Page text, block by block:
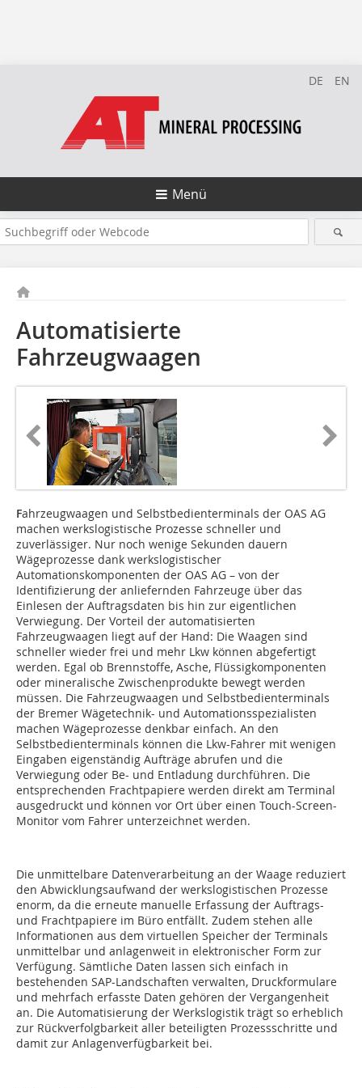
DE EN
Menü
Automatisierte
Fahrzeugwaagen
Fahrzeugwaagen und Selbstbedienterminals der OAS AG
machen werkslogistische Prozesse schneller und
zuverlässiger. Nur noch wenige Sekunden dauern
Wägeprozesse dank werkslogistischer
Automationskomponenten der OAS AG – von der
Identifizierung der anliefernden Fahrzeuge über das
Einlesen der Auftragsdaten bis hin zur eigentlichen
Verwiegung. Der Vorteil der automatisierten
Fahrzeugwaagen liegt auf der Hand: Die Waagen sind
schneller wieder frei und mehr Lkw können abgefertigt
werden. Egal ob Brennstoffe, Asche, Flüssigkomponenten
oder mineralische Zwischenprodukte bewegt werden
müssen. Die Fahrzeugwaagen und Selbstbedienterminals
der Bremer Wägetechnik- und Automationsspezialisten
machen Wägeprozesse denkbar einfach. An den
Selbstbedienterminals können die Lkw-Fahrer mit wenigen
Eingaben eigenständig Aufträge abrufen und die
Verwiegung oder Be- und Entladung durchführen. Die
entsprechenden Frachtpapiere werden direkt am Terminal
ausgedruckt und können vor Ort über einen Touch-Screen-
Monitor vom Fahrer unterzeichnet werden.
Die unmittelbare Datenverarbeitung an der Waage reduziert
den Abwicklungsaufwand der werkslogistischen Prozesse
enorm, da die erneute manuelle Erfassung der Auftrags-
und Frachtpapiere im Büro entfällt. Zudem stehen alle
Informationen aus dem virtuellen Speicher der Terminals
unmittelbar und anlagenweit in elektronischer Form zur
Verfügung. Sämtliche Daten lassen sich einfach in
bestehenden SAP-Landschaften verwalten, Druckformulare
und mehrfach erfasste Daten gehören der Vergangenheit
an. Die Automatisierung der Werkslogistik trägt so erheblich
zur Rückverfolgbarkeit aller beteiligten Prozessschritte und
damit zur Anlagenverfügbarkeit bei.